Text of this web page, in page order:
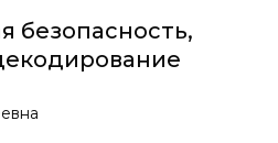
безопасность,